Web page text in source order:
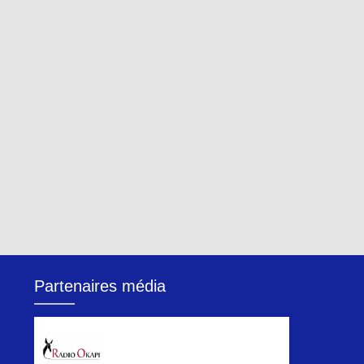
Partenaires média